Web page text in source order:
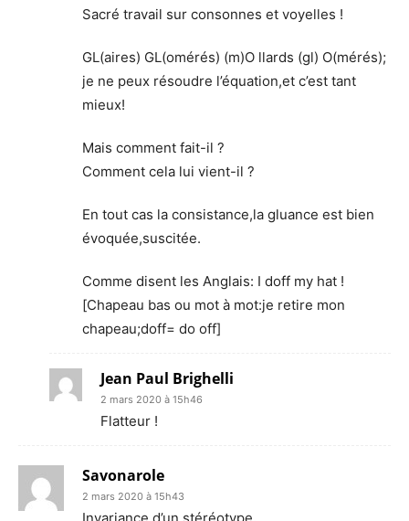
Sacré travail sur consonnes et voyelles !
GL(aires) GL(omérés) (m)O llards (gl) O(mérés);
je ne peux résoudre l’équation,et c’est tant
mieux!
Mais comment fait-il ?
Comment cela lui vient-il ?
En tout cas la consistance,la gluance est bien
évoquée,suscitée.
Comme disent les Anglais: I doff my hat !
[Chapeau bas ou mot à mot:je retire mon
chapeau;doff= do off]
Jean Paul Brighelli
2 mars 2020 à 15h46
Flatteur !
Savonarole
2 mars 2020 à 15h43